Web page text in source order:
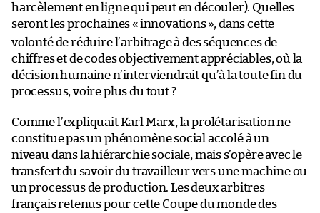
harcèlement en ligne qui peut en découler). Quelles
seront les prochaines «innovations», dans cette
volonté de réduire l’arbitrage à des séquences de
chiffres et de codes objectivement appréciables, où la
décision humaine n’interviendrait qu’à la toute fin du
processus, voire plus du tout ?
Comme l’expliquait Karl Marx, la prolétarisation ne
constitue pas un phénomène social accolé à un
niveau dans la hiérarchie sociale, mais s’opère avec le
transfert du savoir du travailleur vers une machine ou
un processus de production. Les deux arbitres
français retenus pour cette Coupe du monde des